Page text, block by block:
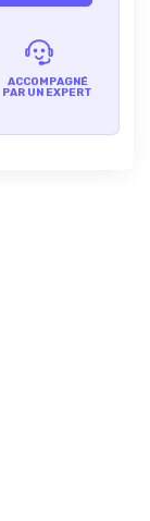
ACCOMPAGNÉ
PAR UN EXPERT